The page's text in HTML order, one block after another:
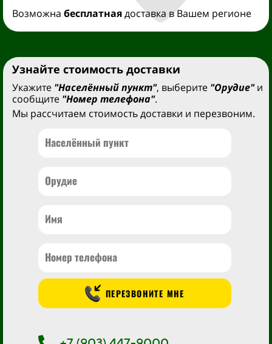
Возможна бесплатнаядоставка в Вашем регионе
Узнайте стоимость доставки
Укажите "Населённый пункт", выберите "Орудие"и
сообщите "Номер телефона".
Мы рассчитаем стоимость доставки и перезвоним.
ПЕРЕЗВОНИТЕ МНЕ